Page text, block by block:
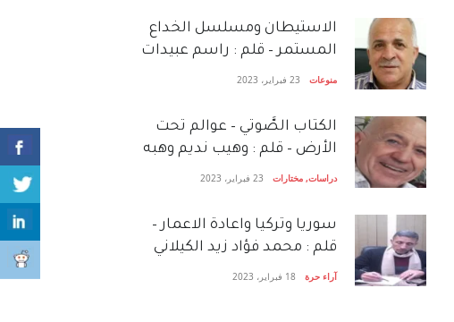
الاستيطان ومسلسل الخداع
المستمر – قلم : راسم عبيدات
منوعات 23 فبراير، 2023
الكتاب الصَّوتي – عوالم تحت
الأرض – قلم : وهيب نديم وهبه
دراسات, مختارات 23 فبراير، 2023
سوريا وتركيا واعادة الاعمار –
قلم : محمد فؤاد زيد الكيلاني
آراء حرة 18 فبراير، 2023